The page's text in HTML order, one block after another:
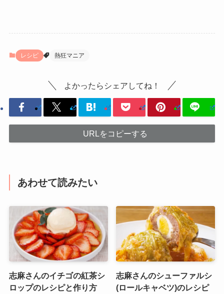
レシピ 熱狂マニア
よかったらシェアしてね！
URLをコピーする
あわせて読みたい
志麻さんのイチゴの紅茶シ
ロップのレシピと作り方
志麻さんのシューファルシ
(ロールキャベツ)のレシピ